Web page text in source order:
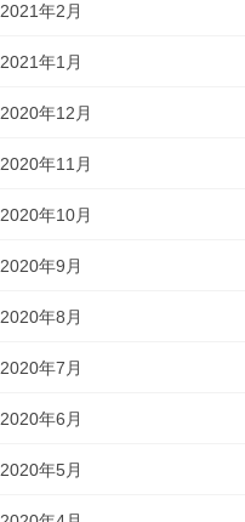
2021年2月
2021年1月
2020年12月
2020年11月
2020年10月
2020年9月
2020年8月
2020年7月
2020年6月
2020年5月